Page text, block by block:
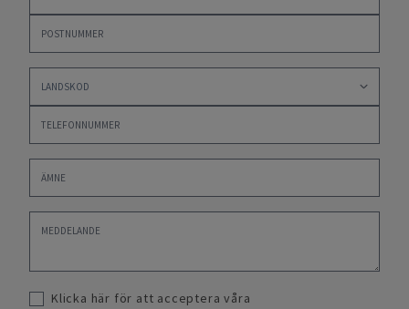
Klicka här för att acceptera våra